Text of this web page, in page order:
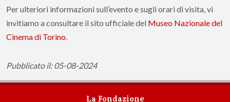
Per ulteriori informazioni sull’evento e sugli orari di visita, vi
invitiamo a consultare il sito ufficiale del Museo Nazionale del
Cinema di Torino.
Pubblicato il: 05-08-2024
La Fondazione